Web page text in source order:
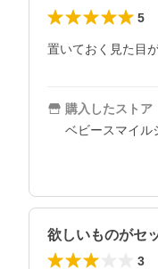
5
置いておく見た目
購入したストア
ベビースマイル
欲しいものがセ
3